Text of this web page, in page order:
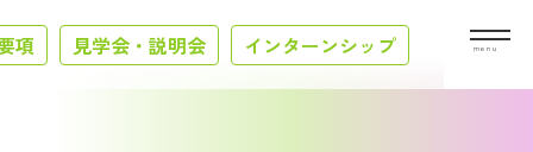
項 見学会・説明会 インターンシップ